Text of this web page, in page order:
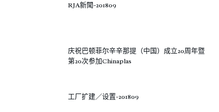
RJA新聞-201809
庆祝巴顿菲尔辛辛那提（中国）成立20周年暨
第20次参加Chinaplas
工厂扩建／设置-201809